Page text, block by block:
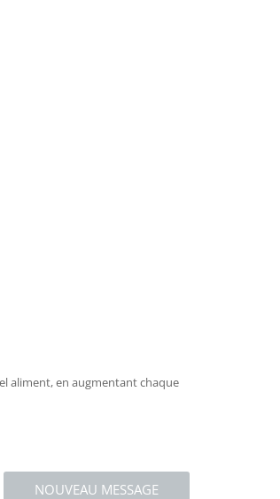
aliment, en augmentant chaque
NOUVEAU MESSAGE